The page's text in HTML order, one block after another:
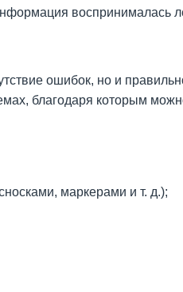
воспринималась
ошибок, но и
благодаря которым
маркерами и т. д.);